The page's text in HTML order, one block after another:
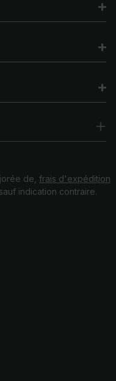
de, frais d'expédition
indication contraire.